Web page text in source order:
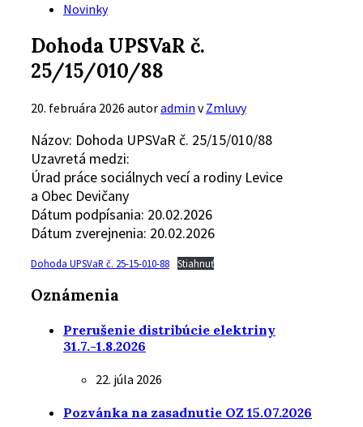
Novinky
Dohoda UPSVaR č.
25/15/010/88
20. februára 2026 autoradmin vZmluvy
Názov: Dohoda UPSVaR č. 25/15/010/88
Uzavretá medzi:
Úrad práce sociálnych vecí a rodiny Levice
a Obec Devičany
Dátum podpísania: 20.02.2026
Dátum zverejnenia: 20.02.2026
Dohoda UPSVaR č. 25-15-010-88 Stiahnuť
Oznámenia
Prerušenie distribúcie elektriny
31.7.-1.8.2026
22. júla 2026
Pozvánka na zasadnutie OZ 15.07.2026